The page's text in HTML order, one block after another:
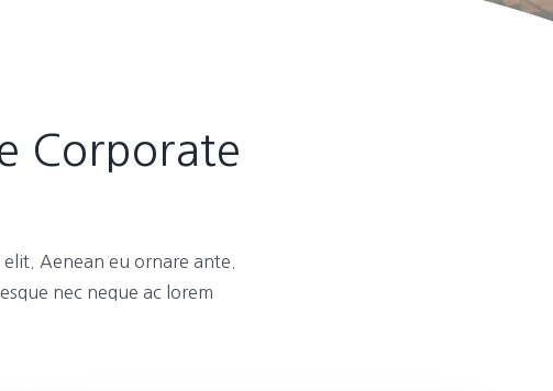
Corporate
Aenean eu ornare ante.
nec neque ac lorem